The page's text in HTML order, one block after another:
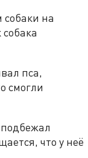
на
пса,
смогли
что у неё